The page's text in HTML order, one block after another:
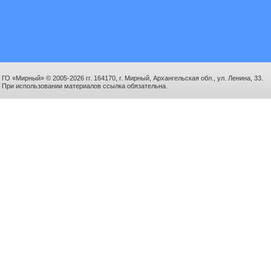
ГО «Мирный» © 2005-2026 гг. 164170, г. Мирный, Архангельская обл., ул. Ленина, 33.
При использовании материалов ссылка обязательна.